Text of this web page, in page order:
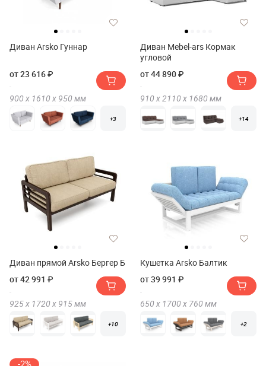
Диван Arsko Гуннар
от 23 616 ₽
900 х 1610 х 950 мм
+3
Диван Mebel-ars Кормак
угловой
от 44 890 ₽
910 х2110 х 1680 мм
+14
Диван прямой Arsko Бергер Б
от 42 991 ₽
925 х 1720 х 915мм
+10
Кушетка Arsko Балтик
от 39 991 ₽
650 х 1700 х 760 мм
+2